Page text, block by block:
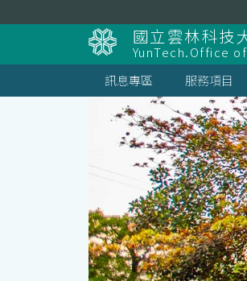
到
主
要
內
容
塊
國立雲林科技
YunTech.Office
訊息專區
服務項目